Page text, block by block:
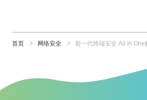
首页 网络安全 新一代终端安全 All In One